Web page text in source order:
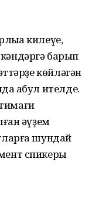
килеүе,
барып
көйләгән
ҡабул ителде.
әүҙем
шундай
спикеры